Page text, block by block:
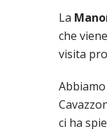
La
che
visita
ci ha